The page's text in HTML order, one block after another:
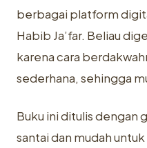
berbagai platform
Habib Ja’far. Beliau
karena cara
sederhana, sehingga
Buku ini ditulis dengan
santai dan mudah